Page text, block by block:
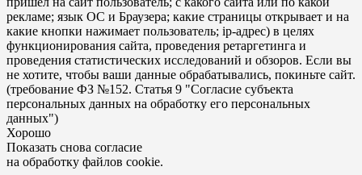
рекламе; язык ОС и Браузера; какие страницы открывает и на
какие кнопки нажимает пользователь; ip-адрес) в целях
функционирования сайта, проведения ретаргетинга и
проведения статистических исследований и обзоров. Если вы
не хотите, чтобы ваши данные обрабатывались, покиньте сайт.
(требование ФЗ №152. Статья 9 "Согласие субъекта
персональных данных на обработку его персональных
данных")
Хорошо
Показать снова согласие
на обработку файлов cookie.